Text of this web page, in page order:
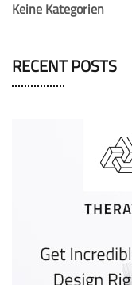
Keine Kategorien
RECENT POSTS